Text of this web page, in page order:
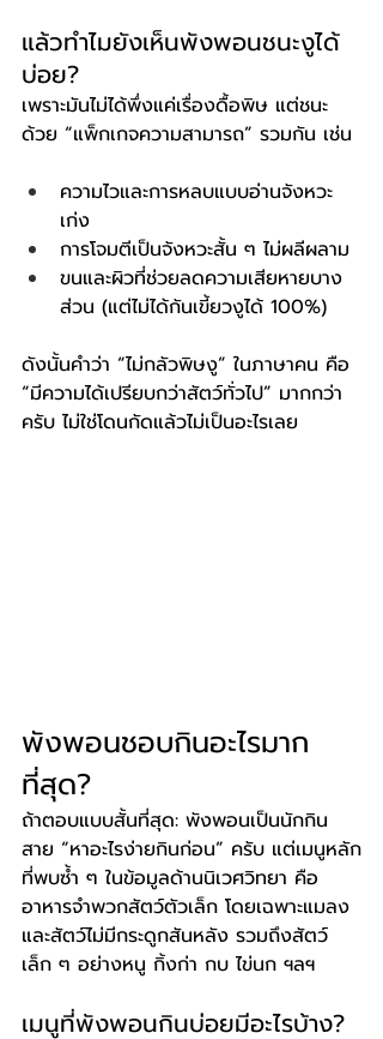
แล้วทำไมยังเห็นพังพอนชนะงูได้
บ่อย?
เพราะมันไม่ได้พึ่งแค่เรื่องดื้อพิษ แต่ชนะ
ด้วย “แพ็กเกจความสามารถ” รวมกัน เช่น
ความไวและการหลบแบบอ่านจังหวะ
เก่ง
การโจมตีเป็นจังหวะสั้น ๆ ไม่ผลีผลาม
ขนและผิวที่ช่วยลดความเสียหายบาง
ส่วน (แต่ไม่ได้กันเขี้ยวงูได้ 100%)
ดังนั้นคำว่า “ไม่กลัวพิษงู” ในภาษาคน คือ
“มีความได้เปรียบกว่าสัตว์ทั่วไป” มากกว่า
ครับ ไม่ใช่โดนกัดแล้วไม่เป็นอะไรเลย
พังพอนชอบกินอะไรมาก
ที่สุด?
ถ้าตอบแบบสั้นที่สุด: พังพอนเป็นนักกิน
สาย “หาอะไรง่ายกินก่อน” ครับ แต่เมนูหลัก
ที่พบซ้ำ ๆ ในข้อมูลด้านนิเวศวิทยา คือ
อาหารจำพวกสัตว์ตัวเล็ก โดยเฉพาะแมลง
และสัตว์ไม่มีกระดูกสันหลัง รวมถึงสัตว์
เล็ก ๆ อย่างหนู กิ้งก่า กบ ไข่นก ฯลฯ
เมนูที่พังพอนกินบ่อยมีอะไรบ้าง?